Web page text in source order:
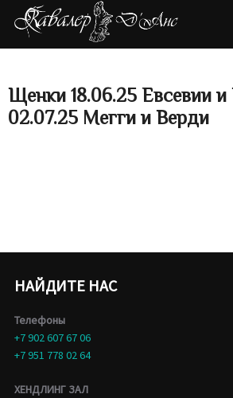
Перейти
Щенки 18.06.25 Евсевии
02.07.25 Мегги и Верди
НАЙДИТЕ НАС
Телефоны
+7 902 607 67 06
+7 951 778 02 64
ХЕНДЛИНГ ЗАЛ